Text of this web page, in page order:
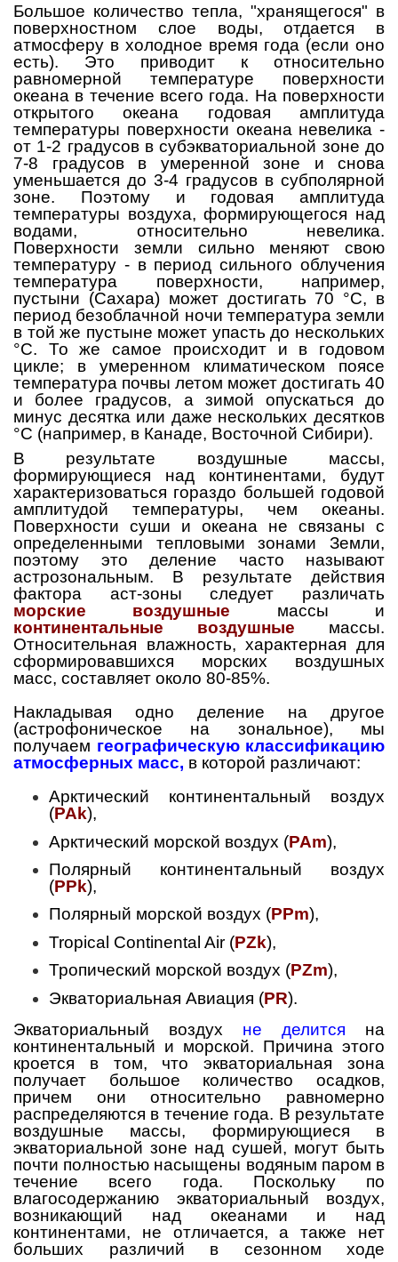
Большое количество тепла, "хранящегося" в
поверхностном слое воды, отдается в
атмосферу в холодное время года (если оно
есть). Это приводит к относительно
равномерной температуре поверхности
океана в течение всего года. На поверхности
открытого океана годовая амплитуда
температуры поверхности океана невелика -
от 1-2 градусов в субэкваториальной зоне до
7-8 градусов в умеренной зоне и снова
уменьшается до 3-4 градусов в субполярной
зоне. Поэтому и годовая амплитуда
температуры воздуха, формирующегося над
водами, относительно невелика.
Поверхности земли сильно меняют свою
температуру - в период сильного облучения
температура поверхности, например,
пустыни (Сахара) может достигать 70 °C, в
период безоблачной ночи температура земли
в той же пустыне может упасть до нескольких
°C. То же самое происходит и в годовом
цикле; в умеренном климатическом поясе
температура почвы летом может достигать 40
и более градусов, а зимой опускаться до
минус десятка или даже нескольких десятков
°C (например, в Канаде, Восточной Сибири).
В результате воздушные массы,
формирующиеся над континентами, будут
характеризоваться гораздо большей годовой
амплитудой температуры, чем океаны.
Поверхности суши и океана не связаны с
определенными тепловыми зонами Земли,
поэтому это деление часто называют
астрозональным. В результате действия
фактора аст-зоны следует различать
морские воздушные массы и
континентальные воздушные массы.
Относительная влажность, характерная для
сформировавшихся морских воздушных
масс, составляет около 80-85%.
Накладывая одно деление на другое
(астрофоническое на зональное), мы
получаем географическую классификацию
атмосферных масс, в которой различают:
Арктический континентальный воздух
(PAk),
Арктический морской воздух (PAm),
Полярный континентальный воздух
(PPk),
Полярный морской воздух (PPm),
Tropical Continental Air (PZk),
Тропический морской воздух (PZm),
Экваториальная Авиация (PR).
Экваториальный воздух не делится на
континентальный и морской. Причина этого
кроется в том, что экваториальная зона
получает большое количество осадков,
причем они относительно равномерно
распределяются в течение года. В результате
воздушные массы, формирующиеся в
экваториальной зоне над сушей, могут быть
почти полностью насыщены водяным паром в
течение всего года. Поскольку по
влагосодержанию экваториальный воздух,
возникающий над океанами и над
континентами, не отличается, а также нет
больших различий в сезонном ходе